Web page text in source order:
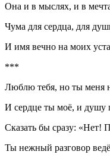
Она и в мыслях, и в
Чума для сердца, для
И имя вечно на моих
***
Люблю тебя, но ты меня
И сердце ты моё, и душу
Сказать бы сразу: «Нет!
Ты нежный разговор